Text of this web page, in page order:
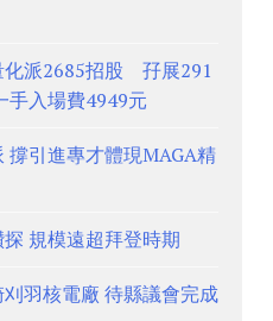
化派2685招股 孖展291
手入場費4949元
撐引進專才體現MAGA精
規模遠超拜登時期
羽核電廠 待縣議會完成